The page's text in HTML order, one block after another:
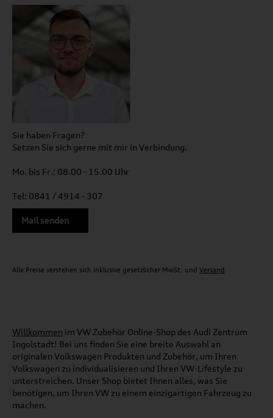
Sie haben Fragen?
Setzen Sie sich gerne mit mir in Verbindung.
Mo. bis Fr.: 08.00 - 15.00 Uhr
Tel: 0841 / 4914 - 307
Mail senden
Alle Preise verstehen sich inklusive gesetzlicher MwSt. und Versand
Willkommen im VW Zubehör Online-Shop des Audi Zentrum
Ingolstadt! Bei uns finden Sie eine breite Auswahl an
originalen Volkswagen Produkten und Zubehör, um Ihren
Volkswagen zu individualisieren und Ihren VW-Lifestyle zu
unterstreichen. Unser Shop bietet Ihnen alles, was Sie
benötigen, um Ihren VW zu einem einzigartigen Fahrzeug zu
machen.